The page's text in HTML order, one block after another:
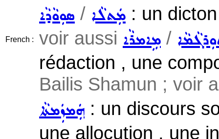
French :
ܣܘܼܘܵܕܵܐ / ܡܲܬܠܵܐ : un
voir aussi ܡܹܐܡܪܵܐ /
rédaction , une
Bailis Shamun ; voir
ܗܲܡܙܲܡܬܵܐ : un discours
une allocution , une